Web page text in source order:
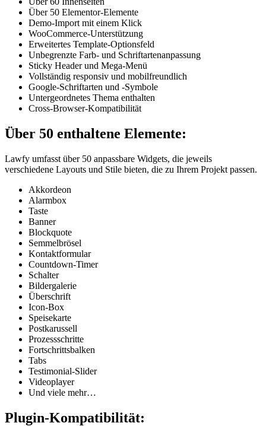
Über 50 Elementor-Elemente
Demo-Import mit einem Klick
WooCommerce-Unterstützung
Erweitertes Template-Optionsfeld
Unbegrenzte Farb- und Schriftartenanpassung
Sticky Header und Mega-Menü
Vollständig responsiv und mobilfreundlich
Google-Schriftarten und -Symbole
Untergeordnetes Thema enthalten
Cross-Browser-Kompatibilität
Über 50 enthaltene Elemente:
Lawfy umfasst über 50 anpassbare Widgets, die jeweils
verschiedene Layouts und Stile bieten, die zu Ihrem Projekt passen.
Akkordeon
Alarmbox
Taste
Banner
Blockquote
Semmelbrösel
Kontaktformular
Countdown-Timer
Schalter
Bildergalerie
Überschrift
Icon-Box
Speisekarte
Postkarussell
Prozessschritte
Fortschrittsbalken
Tabs
Testimonial-Slider
Videoplayer
Und viele mehr…
Plugin-Kompatibilität: